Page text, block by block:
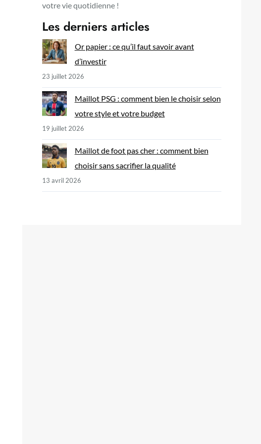
votre vie quotidienne !
Les derniers articles
Or papier : ce qu’il faut savoir avant
d’investir
23 juillet 2026
Maillot PSG : comment bien le choisir selon
votre style et votre budget
19 juillet 2026
Maillot de foot pas cher : comment bien
choisir sans sacrifier la qualité
13 avril 2026